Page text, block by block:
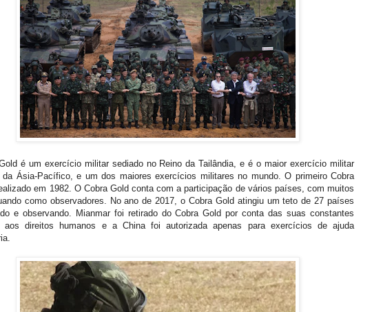
é um exercício militar sediado no Reino da Tailândia, e é o maior exercício militar
da Ásia-Pacífico, e um dos maiores exercícios militares no mundo. O primeiro Cobra
em 1982. O Cobra Gold conta com a participação de vários países, com muitos
como observadores. No ano de 2017, o Cobra Gold atingiu um teto de 27 países
e observando. Mianmar foi retirado do Cobra Gold por conta das suas constantes
aos direitos humanos e a China foi autorizada apenas para exercícios de ajuda